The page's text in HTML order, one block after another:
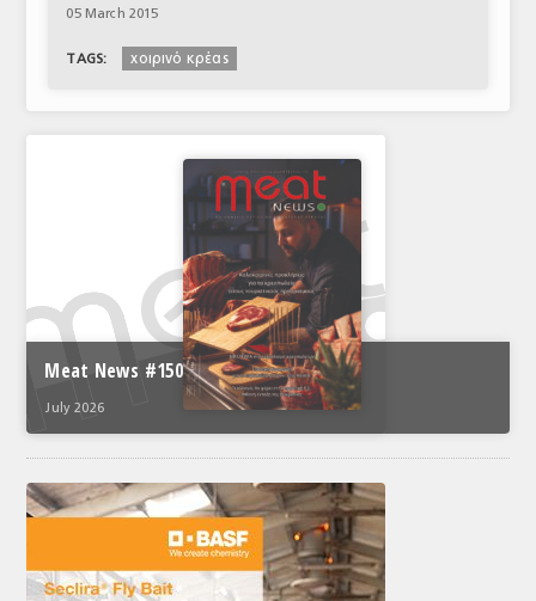
05 March 2015
TAGS: χοιρινό κρέας
Meat News #150
July 2026